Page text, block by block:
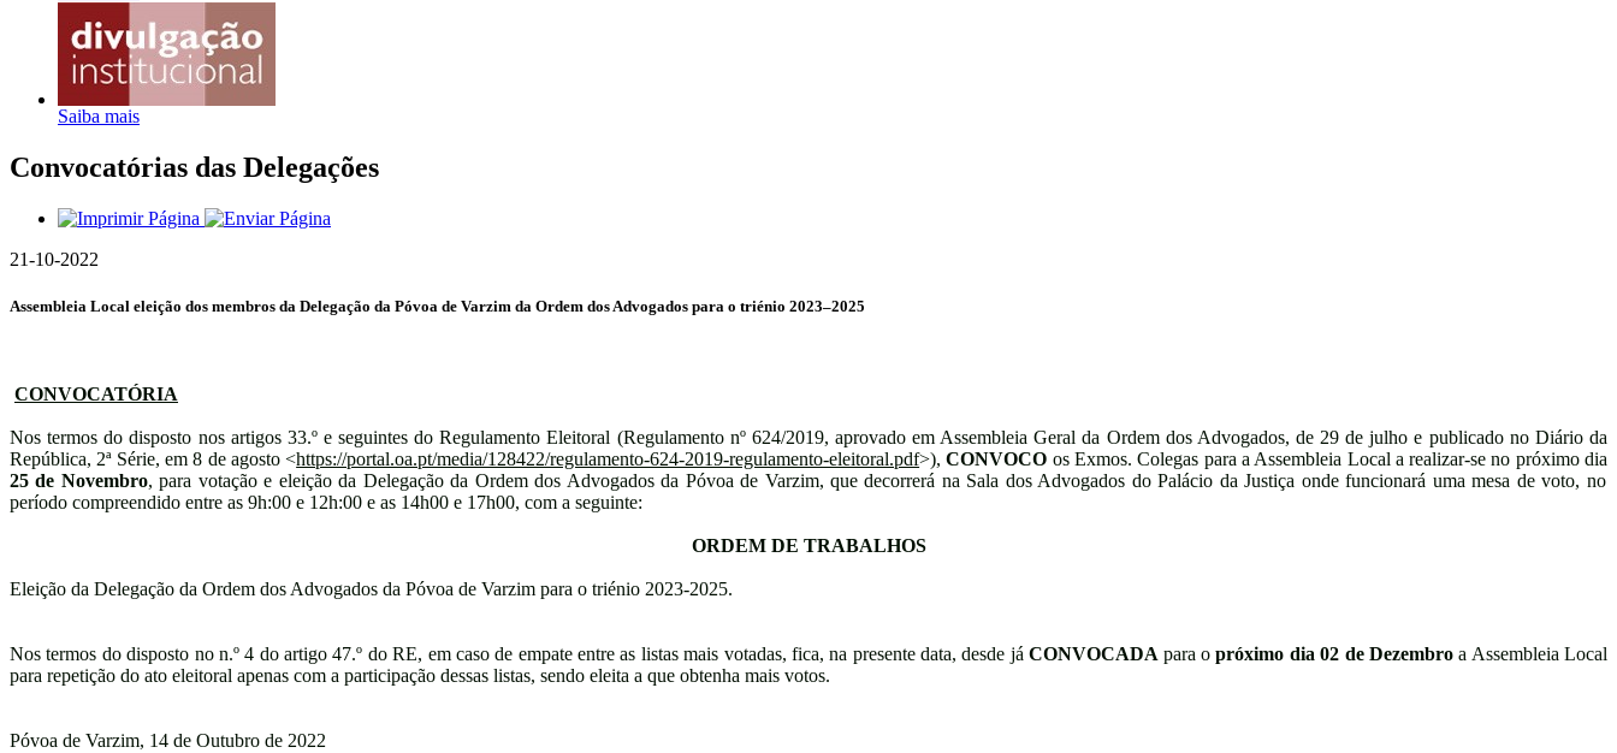
Saiba mais
Convocatórias das Delegações
21-10-2022
Assembleia Local eleição dos membros da Delegação da Póvoa de Varzim da Ordem dos Advogados para o triénio 2023–2025
CONVOCATÓRIA
Nos termos do disposto nos artigos 33.º e seguintes do Regulamento Eleitoral (Regulamento nº 624/2019, aprovado em Assembleia Geral da Ordem dos Advogados, de 29 de julho e publicado no Diário da
República, 2ª Série, em 8 de agosto <https://portal.oa.pt/media/128422/regulamento-624-2019-regulamento-eleitoral.pdf>),CONVOCO os Exmos. Colegas para a Assembleia Local a realizar-se no próximo dia
25 de Novembro, para votação e eleição da Delegação da Ordem dos Advogados da Póvoa de Varzim, que decorrerá na Sala dos Advogados do Palácio da Justiça onde funcionará uma mesa de voto, no
período compreendido entre as 9h:00 e 12h:00 e as 14h00 e 17h00, com a seguinte:
ORDEM DE TRABALHOS
Eleição da Delegação da Ordem dos Advogados da Póvoa de Varzim para o triénio 2023-2025.
Nos termos do disposto no n.º 4 do artigo 47.º do RE, em caso de empate entre as listas mais votadas, fica, na presente data, desde jáCONVOCADA para opróximo dia 02 de Dezembroa Assembleia Local
para repetição do ato eleitoral apenas com a participação dessas listas, sendo eleita a que obtenha mais votos.
Póvoa de Varzim, 14 de Outubro de 2022